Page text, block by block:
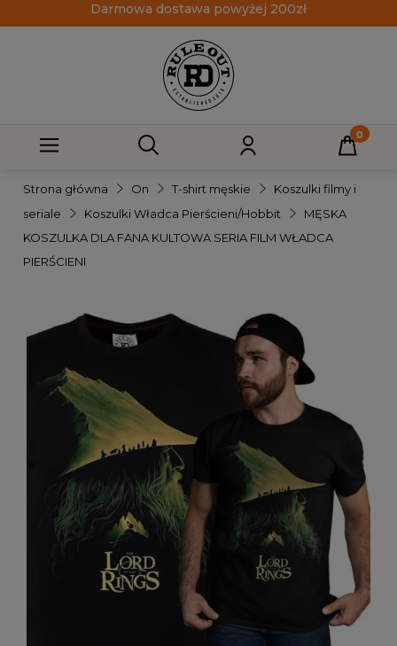
Darmowa dostawa powyżej 200zł
Strona główna On T-shirt męskie
Koszulki filmy i
seriale
Koszulki Władca Pierścieni/Hobbit
MĘSKA
KOSZULKA DLA FANA KULTOWA SERIA FILM WŁADCA
PIERŚCIENI